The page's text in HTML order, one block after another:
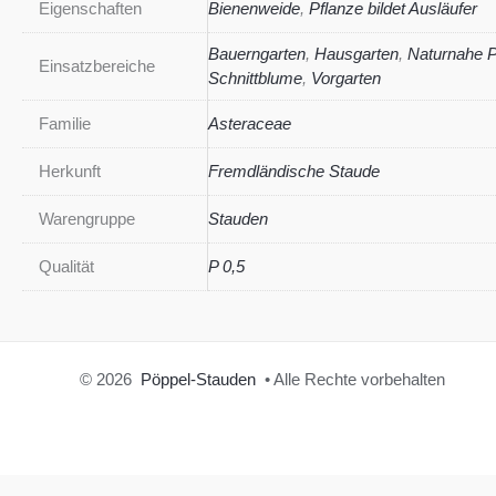
Eigenschaften Bienenweide, Pflanze bildet Ausläufer
Einsatzbereiche
Bauerngarten, Hausgarten, Naturnahe
Schnittblume, Vorgarten
Familie Asteraceae
Herkunft Fremdländische Staude
Warengruppe Stauden
Qualität P 0,5
© 2026 Pöppel-Stauden • Alle Rechte vorbehalten